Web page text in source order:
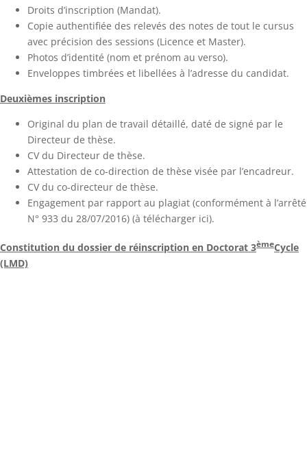
Droits d’inscription (Mandat).
Copie authentifiée des relevés des notes de tout le cursus
avec précision des sessions (Licence et Master).
Photos d’identité (nom et prénom au verso).
Enveloppes timbrées et libellées à l’adresse du candidat.
Deuxièmes inscription
Original du plan de travail détaillé, daté de signé par le
Directeur de thèse.
CV du Directeur de thèse.
Attestation de co-direction de thèse visée par l’encadreur.
CV du co-directeur de thèse.
Engagement par rapport au plagiat (conformément à l’arrêté
N° 933 du 28/07/2016) (à télécharger ici).
Constitution du dossier de réinscription en Doctorat 3èmeCycle
(LMD)